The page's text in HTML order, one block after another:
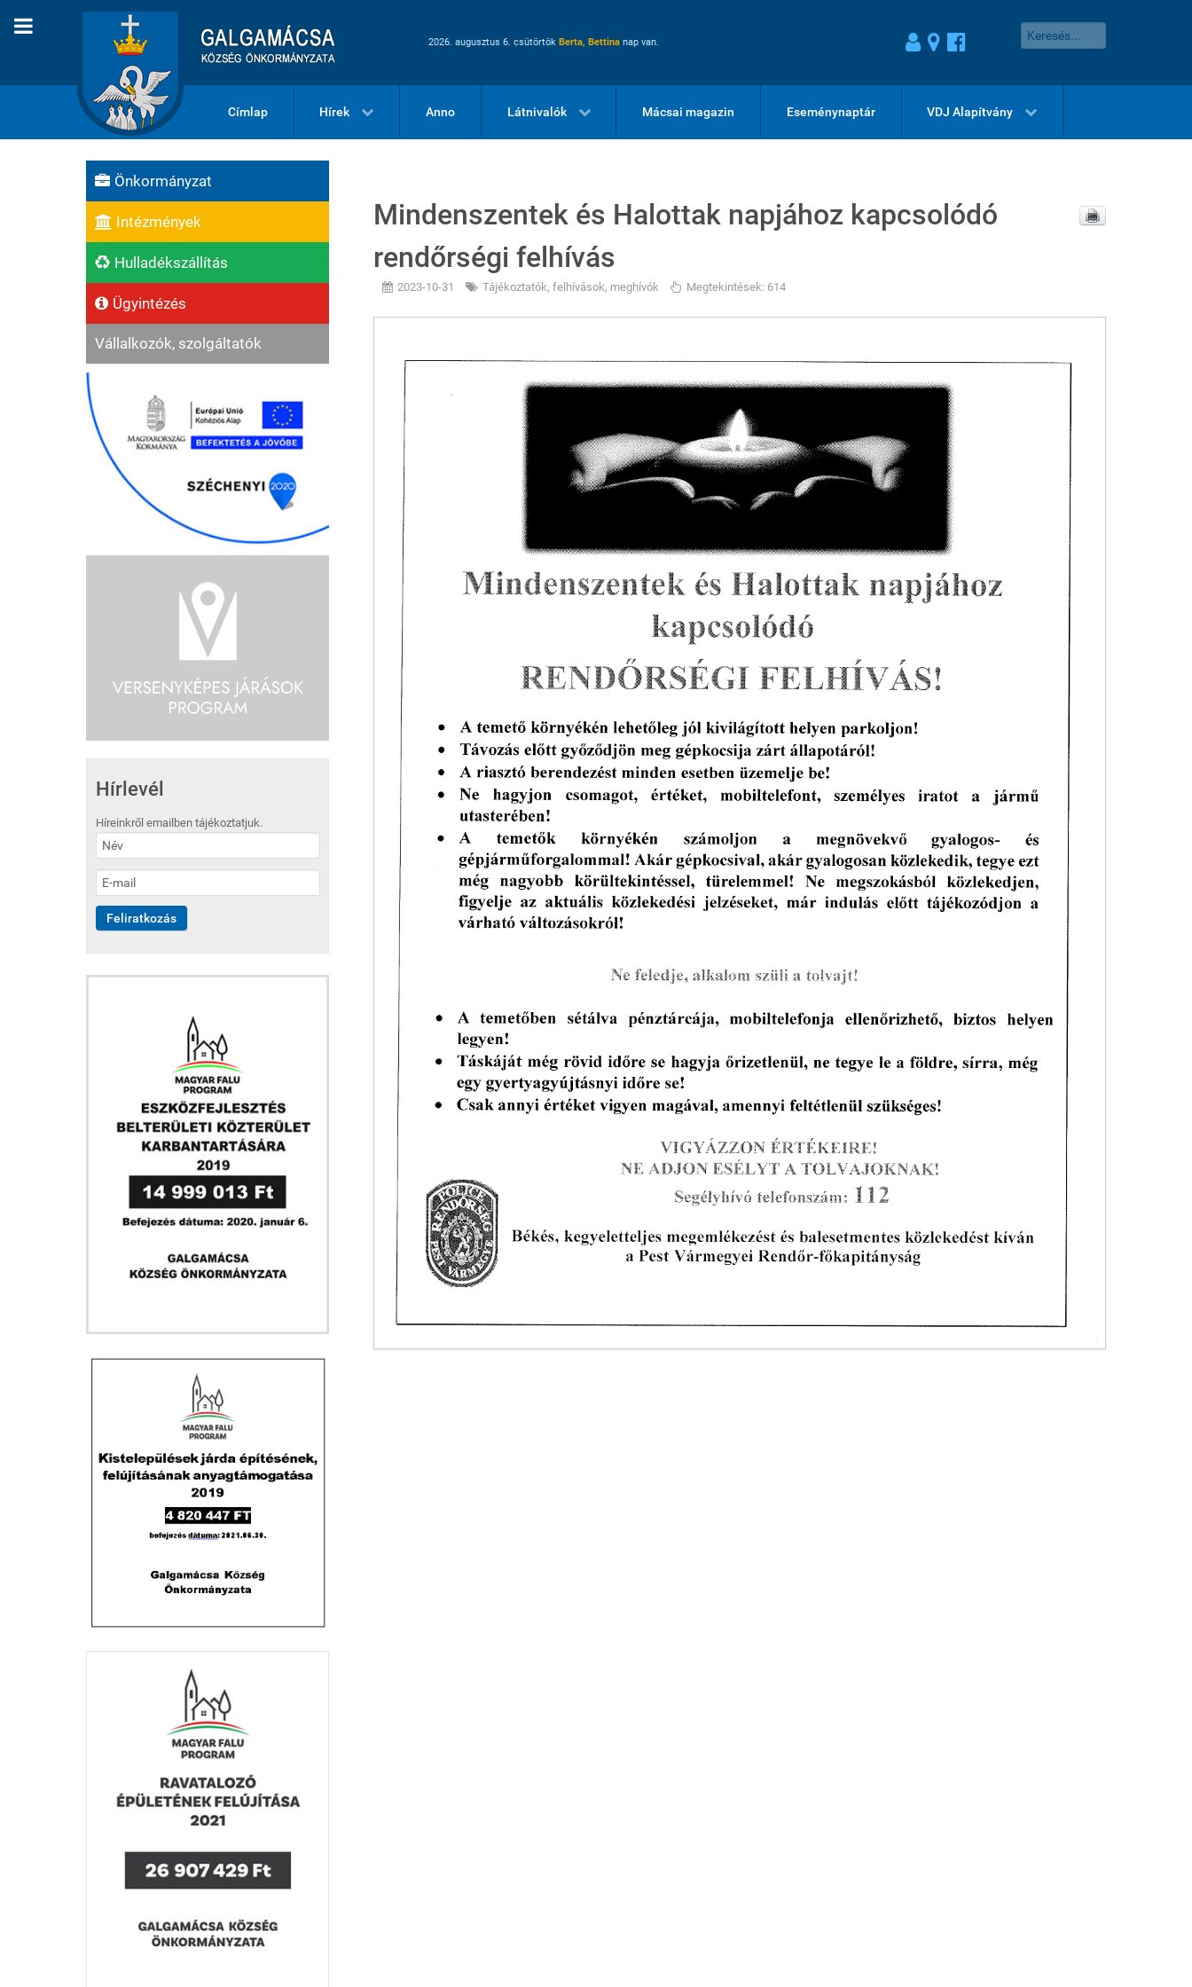
2026. augusztus 6. csütörtök Berta, Bettina nap van.
Címlap Hírek Anno Látnivalók Mácsai magazin Eseménynaptár VDJ Alapítvány
Önkormányzat
Intézmények
Hulladékszállítás
Ügyintézés
Vállalkozók, szolgáltatók
Hírlevél
Híreinkről emailben tájékoztatjuk.
Mindenszentek és Halottak napjához kapcsolódó
rendőrségi felhívás
2023-10-31 Tájékoztatók, felhívások, meghívók Megtekintések: 614